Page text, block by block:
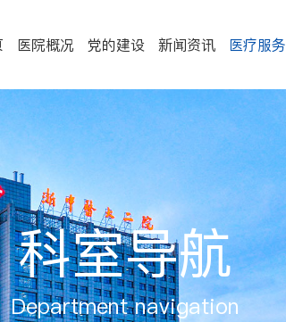
医院概况 党的建设 新闻资讯 医疗服务
科室导航
Department navigation